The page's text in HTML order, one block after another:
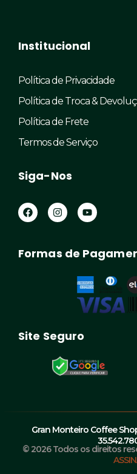
Institucional
Política de Privacidade
Política de Troca &
Política de Frete
Termos de Serviço
Siga-Nos
F
a
c
o
I
n
s
g
Y
o
u
b
Formas de
Site Seguro
Gran Monteiro Coffee
© 2026 Todos os direitos